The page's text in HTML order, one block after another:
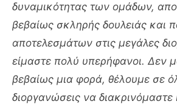
δυναμικότητας των ομάδων,
βεβαίως σκληρής δουλειάς και
αποτελεσμάτων στις μεγάλες
είμαστε πολύ υπερήφανοι. Δεν
βεβαίως μια φορά, θέλουμε σε
διοργανώσεις να διακρινόμαστε